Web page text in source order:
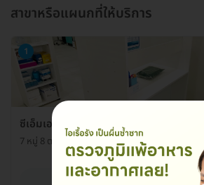
สาขาหรือแผนกที่ให้บริการ
1
ซีเอ็มเอฟ แล็บ เชียงใหม่ สาขา ปตท.ท่ารั้ว
7 หมู่ 8 ต. สันปูเลย อ. ดอยสะเก็ด จ. เชียงใหม่ 50220
ดูรายละเอียด